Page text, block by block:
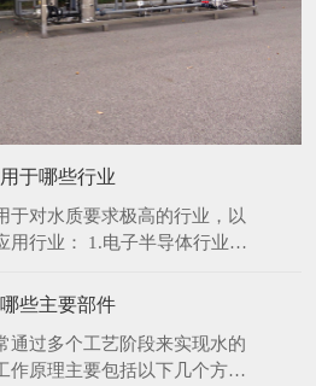
于哪些行业
于对水质要求极高的行业，以
用行业： 1.电子半导体行业：
刻、蚀刻等工艺。例如，芯片
用超纯水将硅片表面的杂质清
芯片的性能和良品率。哪怕是
，都可能导致芯片电路短路或
些主要部件
通过多个工艺阶段来实现水的
作原理主要包括以下几个方